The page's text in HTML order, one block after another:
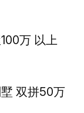
万 以上
双拼50万